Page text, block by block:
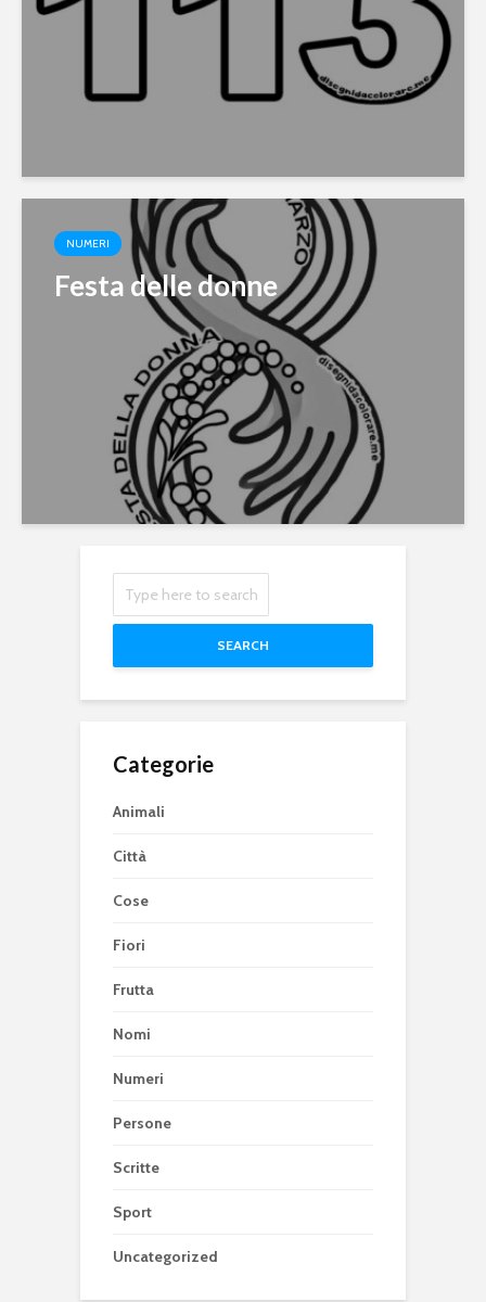
NUMERI
Festa delle donne
SEARCH
Categorie
Animali
Città
Cose
Fiori
Frutta
Nomi
Numeri
Persone
Scritte
Sport
Uncategorized